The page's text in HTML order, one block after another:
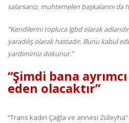
salarsaniz, muhtemelen başkalarını da
“Kendilerini topluca lgbd olarak
yaradılış olarak hastadır. Bunu kabul
yardimimiz dokunur.”
“Şimdi bana
eden olacaktır”
“Trans kadın Çağla ve annesi